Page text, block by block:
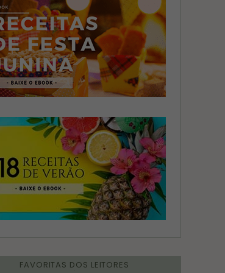
FAVORITAS DOS LEITORES